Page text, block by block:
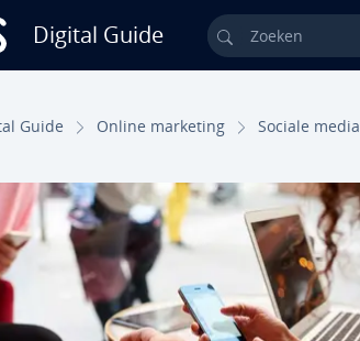
Digital Guide Zoeken
Guide Online marketing Sociale media